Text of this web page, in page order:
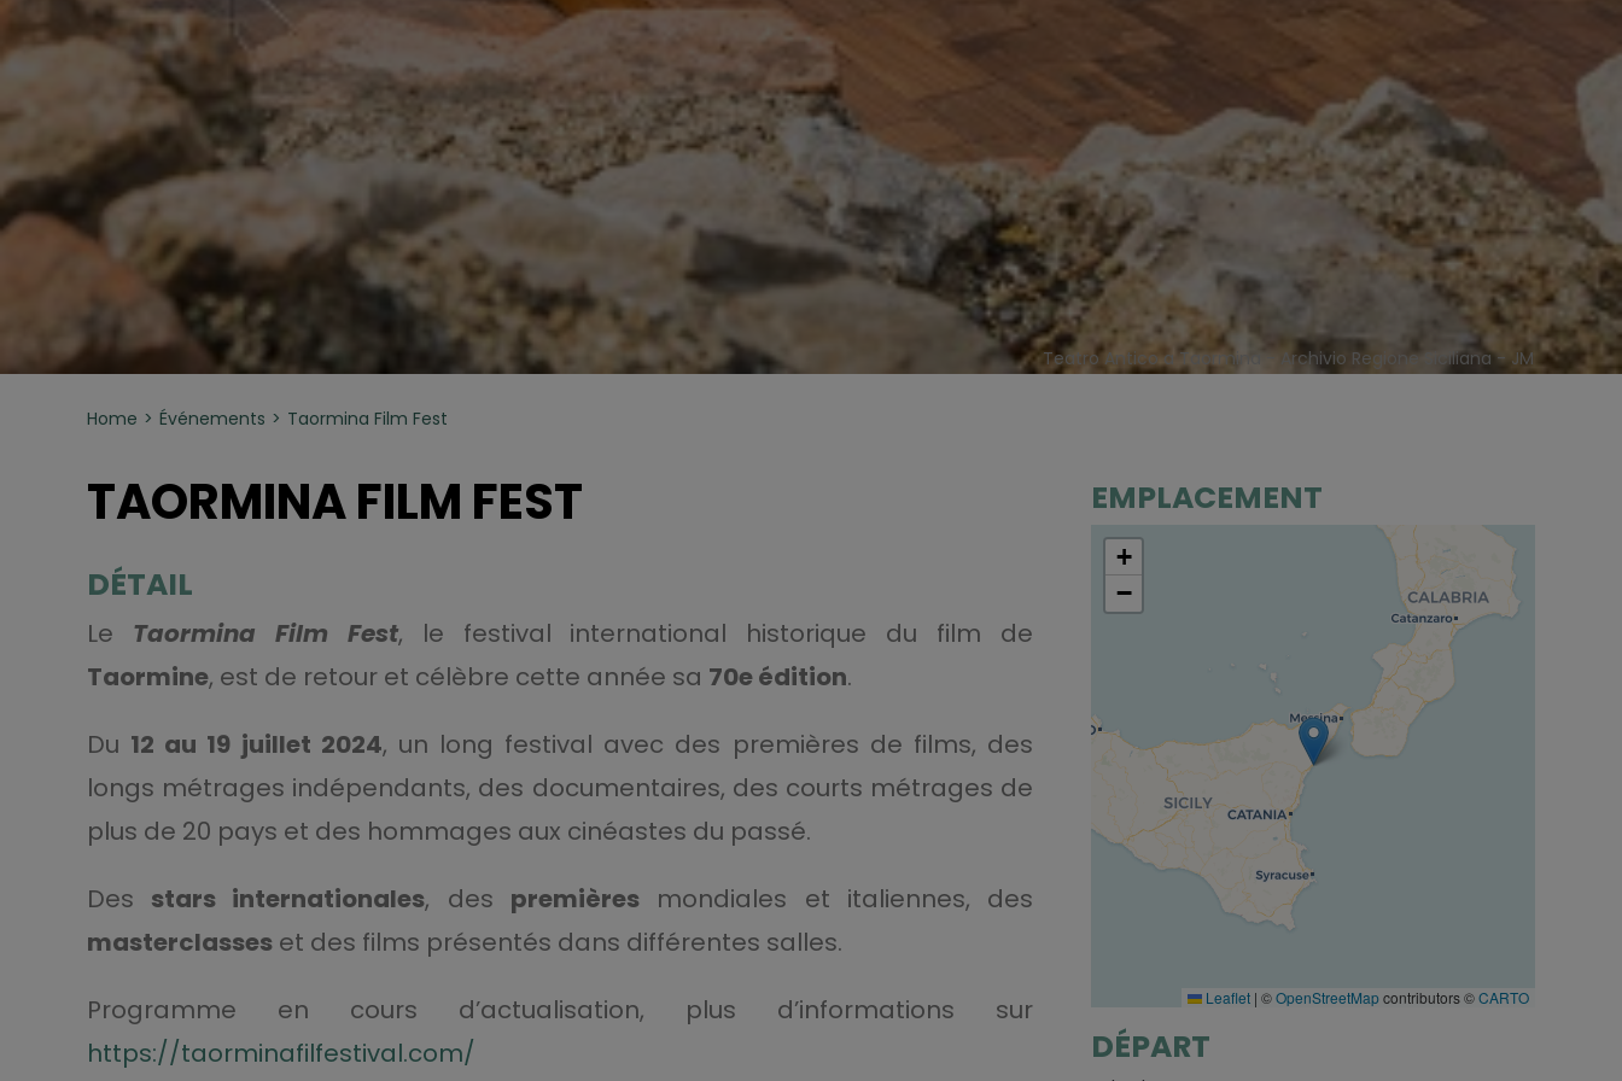
Teatro Antico a Taormina - Archivio Regione Siciliana - JM
Home Événements Taormina Film Fest
TAORMINA FILM FEST
DÉTAIL
Le Taormina Film Fest, le festival international historique du film de
Taormine, est de retour et célèbre cette année sa 70e édition.
Du 12 au 19 juillet 2024, un long festival avec des premières de films, des
longs métrages indépendants, des documentaires, des courts métrages de
plus de 20 pays et des hommages aux cinéastes du passé.
Des stars internationales, des premières mondiales et italiennes, des
masterclasseset des films présentés dans différentes salles.
Programme en cours d’actualisation, plus d’informations sur
https://taorminafilfestival.com/
EMPLACEMENT
+
−
Leaflet | ©OpenStreetMapcontributors ©CARTO
DÉPART